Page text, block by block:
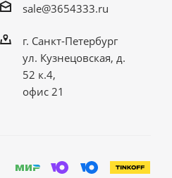
sale@3654333.ru
г. Санкт-Петербург
ул. Кузнецовская, д.
52 к.4,
офис 21